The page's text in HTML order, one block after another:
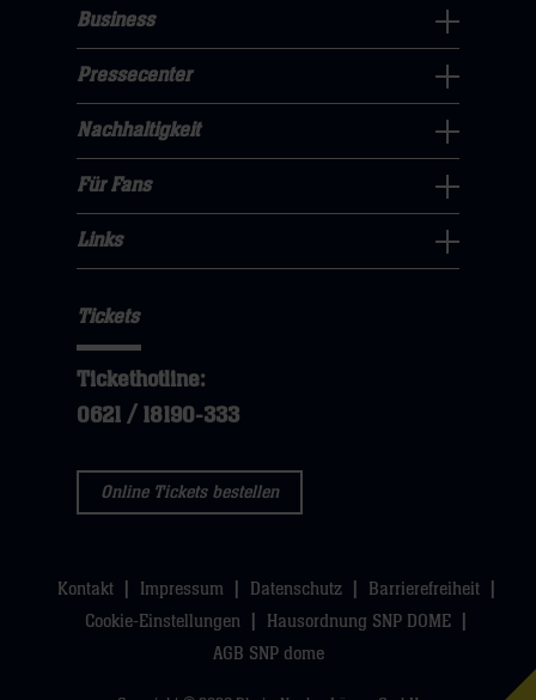
uns
Navigation
öffnen,
dann
klicken
sie
Navigation
öffnen,
dann
klicken
sie
hier
Business
Navigation
öffnen,
dann
klicken
sie
Pressecenter
Nachhaltigkeit
Navigation
öffnen,
dann
klicken
sie
Nachhaltigkeit
Fans
Navigation
dann
hier
Für Fans
öffnen,
dann
klicken
sie
Links
Tickets
Tickethotline:
0621 / 18190-333
Online Tickets bestellen
Kontakt Impressum Datenschutz
Barrierefreiheit
Cookie-Einstellungen
Hausordnung SNP DOME
AGB SNP dome